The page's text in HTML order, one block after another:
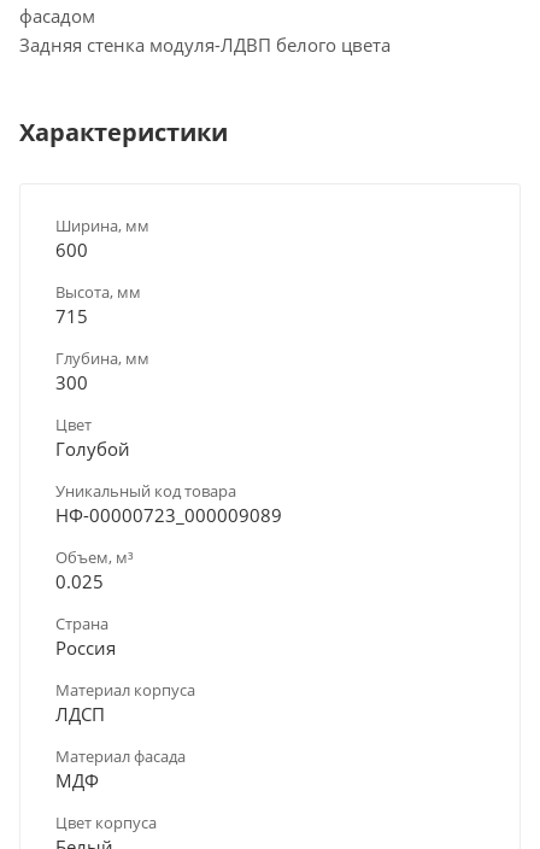
фасадом
Задняя стенка модуля-ЛДВП белого цвета
Характеристики
Ширина, мм
600
Высота, мм
715
Глубина, мм
300
Цвет
Голубой
Уникальный код товара
НФ-00000723_000009089
Объем, м³
0.025
Страна
Россия
Материал корпуса
ЛДСП
Материал фасада
МДФ
Цвет корпуса